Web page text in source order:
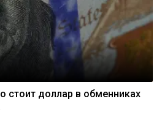
стоит доллар в обменниках